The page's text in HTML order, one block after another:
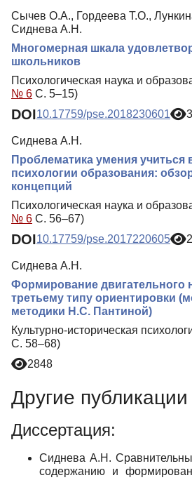
Сычев О.А., Гордеева Т.О.,
Сиднева А.Н.
Многомерная шкала
школьников
Психологическая наука и
№ 6 С. 5–15)
DOI10.17759/pse.2018230601
Сиднева А.Н.
Проблематика умения учиться
психологии образования:
концепций
Психологическая наука и
№ 6 С. 56–67)
DOI10.17759/pse.2017220605
Сиднева А.Н.
Формирование двигательного
третьему типу ориентировки
методики Н.С. Пантиной)
Культурно-историческая
С. 58–68)
2848
Другие
Диссертация:
Сиднева А.Н.
содержанию и